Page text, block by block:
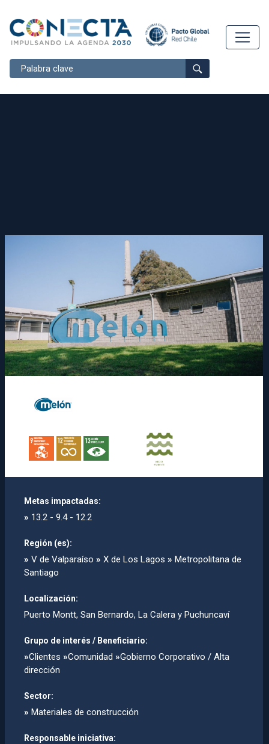
Buscar
Metas impactadas:
» 13.2 - 9.4 - 12.2
Región (es):
» V de Valparaíso » X de Los Lagos » Metropolitana de
Santiago
Localización:
Puerto Montt, San Bernardo, La Calera y Puchuncaví­
Grupo de interés / Beneficiario:
»Clientes »Comunidad »Gobierno Corporativo / Alta
dirección
Sector:
» Materiales de construcción
Responsable iniciativa: